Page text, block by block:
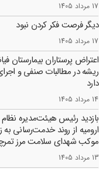
17 مرداد 1405
دیگر فرصت فکر کردن نبود
17 مرداد 1405
اعتراض پرستاران
ریشه در مطالبات صنفی و
دارد
14 مرداد 1405
بازدید رئیس هیئت‌مدیره
ارومیه از روند خدمت‌رسانی به
موکب شهدای سلامت مرز
13 مرداد 1405